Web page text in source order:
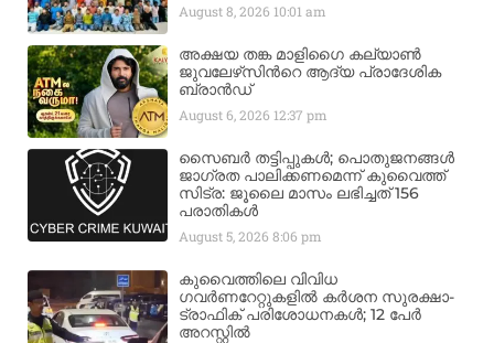
August 8, 2026 10:01 am
അക്ഷയ തങ്ക മാളിഗൈ കല്യാണ്‍
ജുവലേഴ്‌സിന്‍റെ ആദ്യ പ്രാദേശിക
ബ്രാന്‍ഡ്
August 6, 2026 12:37 pm
സൈബർ തട്ടിപ്പുകൾ; പൊതുജനങ്ങൾ
ജാഗ്രത പാലിക്കണമെന്ന് കുവൈത്ത്
സിട്ര: ജൂലൈ മാസം ലഭിച്ചത് 156
പരാതികൾ
August 5, 20268:06 pm
കുവൈത്തിലെ വിവിധ
ഗവർണറേറ്റുകളിൽ കർശന സുരക്ഷാ-
ട്രാഫിക് പരിശോധനകൾ; 12 പേർ
അറസ്റ്റിൽ